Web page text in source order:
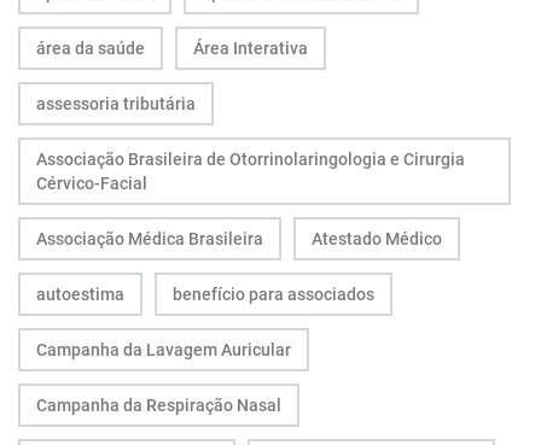
área da saúde Área Interativa
assessoria tributária
Associação Brasileira de Otorrinolaringologia e Cirurgia
Cérvico-Facial
Associação Médica Brasileira Atestado Médico
autoestima benefício para associados
Campanha da Lavagem Auricular
Campanha da Respiração Nasal